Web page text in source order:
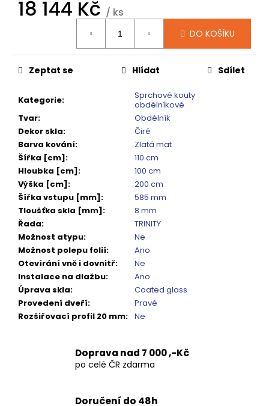
18 144 Kč / ks
DO KOŠÍKU
Kategorie:
Sprchové kouty
obdélníkové
Tvar:
Obdélník
Dekor skla:
Čiré
Barva kování:
Zlatá mat
Šířka [cm] :
110 cm
Hloubka [cm] :
100 cm
Výška [cm] :
200 cm
Šířka vstupu [mm] :
585 mm
Tloušťka skla [mm] :
8 mm
Řada:
TRINITY
Možnost atypu:
Ne
Možnost polepu folií:
Ano
Otevírání vně i dovnitř:
Ne
Instalace na dlažbu:
Ano
Úprava skla:
Coated glass
Provedení dveří:
Pravé
Rozšiřovací profil 20 mm: Ne
Zeptat se Hlídat Sdílet
Doprava nad 7 000 ,-Kč
po celé ČR zdarma
Doručení do 48h
MM
5
240
Kč